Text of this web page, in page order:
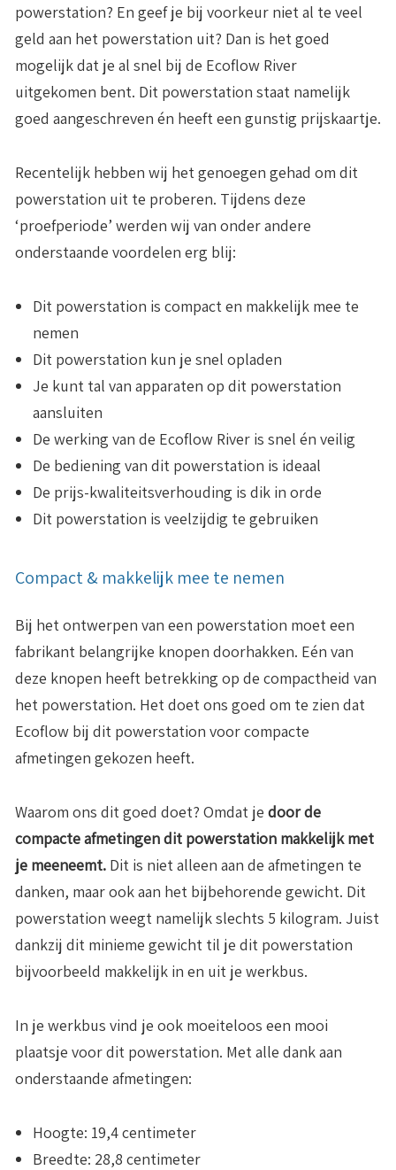
powerstation? En geef je bij voorkeur niet al te veel
geld aan het powerstation uit? Dan is het goed
mogelijk dat je al snel bij de Ecoflow River
uitgekomen bent. Dit powerstation staat namelijk
goed aangeschreven én heeft een gunstig prijskaartje.
Recentelijk hebben wij het genoegen gehad om dit
powerstation uit te proberen. Tijdens deze
‘proefperiode’ werden wij van onder andere
onderstaande voordelen erg blij:
Dit powerstation is compact en makkelijk mee te
nemen
Dit powerstation kun je snel opladen
Je kunt tal van apparaten op dit powerstation
aansluiten
De werking van de Ecoflow River is snel én veilig
De bediening van dit powerstation is ideaal
De prijs-kwaliteitsverhouding is dik in orde
Dit powerstation is veelzijdig te gebruiken
Compact & makkelijk mee te nemen
Bij het ontwerpen van een powerstation moet een
fabrikant belangrijke knopen doorhakken. Eén van
deze knopen heeft betrekking op de compactheid van
het powerstation. Het doet ons goed om te zien dat
Ecoflow bij dit powerstation voor compacte
afmetingen gekozen heeft.
Waarom ons dit goed doet? Omdat je door de
compacte afmetingen dit powerstation makkelijk met
je meeneemt. Dit is niet alleen aan de afmetingen te
danken, maar ook aan het bijbehorende gewicht. Dit
powerstation weegt namelijk slechts 5 kilogram. Juist
dankzij dit minieme gewicht til je dit powerstation
bijvoorbeeld makkelijk in en uit je werkbus.
In je werkbus vind je ook moeiteloos een mooi
plaatsje voor dit powerstation. Met alle dank aan
onderstaande afmetingen:
Hoogte: 19,4 centimeter
Breedte: 28,8 centimeter